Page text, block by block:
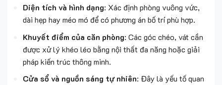
Diện tích và hình dạng: Xác định phòng vuông vức,
dài hẹp hay méo mó để có phương án bố trí phù hợp.
Khuyết điểm của căn phòng: Các góc chéo, vát cần
được xử lý khéo léo bằng nội thất đa năng hoặc giải
pháp kiến trúc thông minh.
Cửa sổ và nguồn sáng tự nhiên: Đây là yếu tố quan